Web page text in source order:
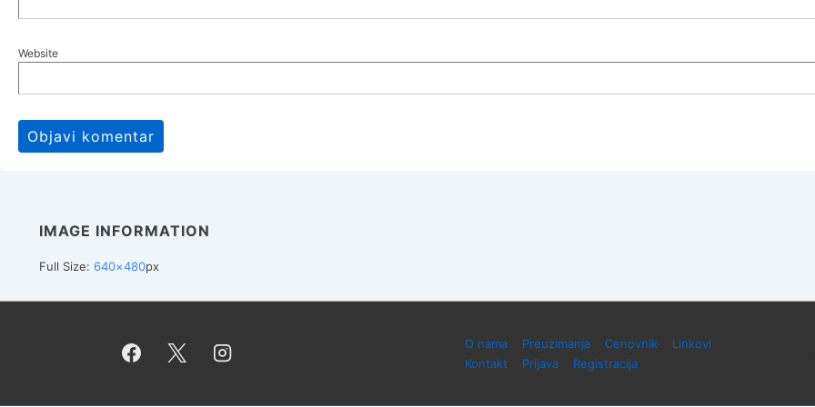
Website
IMAGE INFORMATION
Full Size: 640×480px
Footer
O nama Preuzimanja Cenovnik
Linkovi
Kontakt
Prijava Registracija